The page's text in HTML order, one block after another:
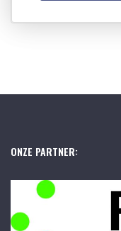
ONZE PARTNER: